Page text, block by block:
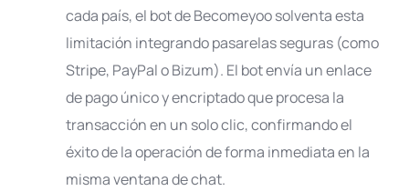
cada país, el bot de Becomeyoo solventa esta
limitación integrando pasarelas seguras (como
Stripe, PayPal o Bizum). El bot envía un enlace
de pago único y encriptado que procesa la
transacción en un solo clic, confirmando el
éxito de la operación de forma inmediata en la
misma ventana de chat.